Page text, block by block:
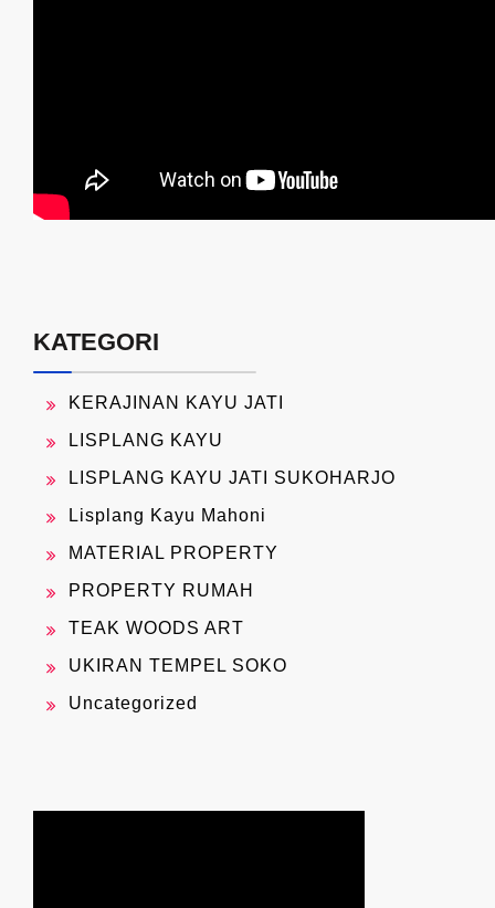
KATEGORI
KERAJINAN KAYU JATI
LISPLANG KAYU
LISPLANG KAYU JATI SUKOHARJO
Lisplang Kayu Mahoni
MATERIAL PROPERTY
PROPERTY RUMAH
TEAK WOODS ART
UKIRAN TEMPEL SOKO
Uncategorized